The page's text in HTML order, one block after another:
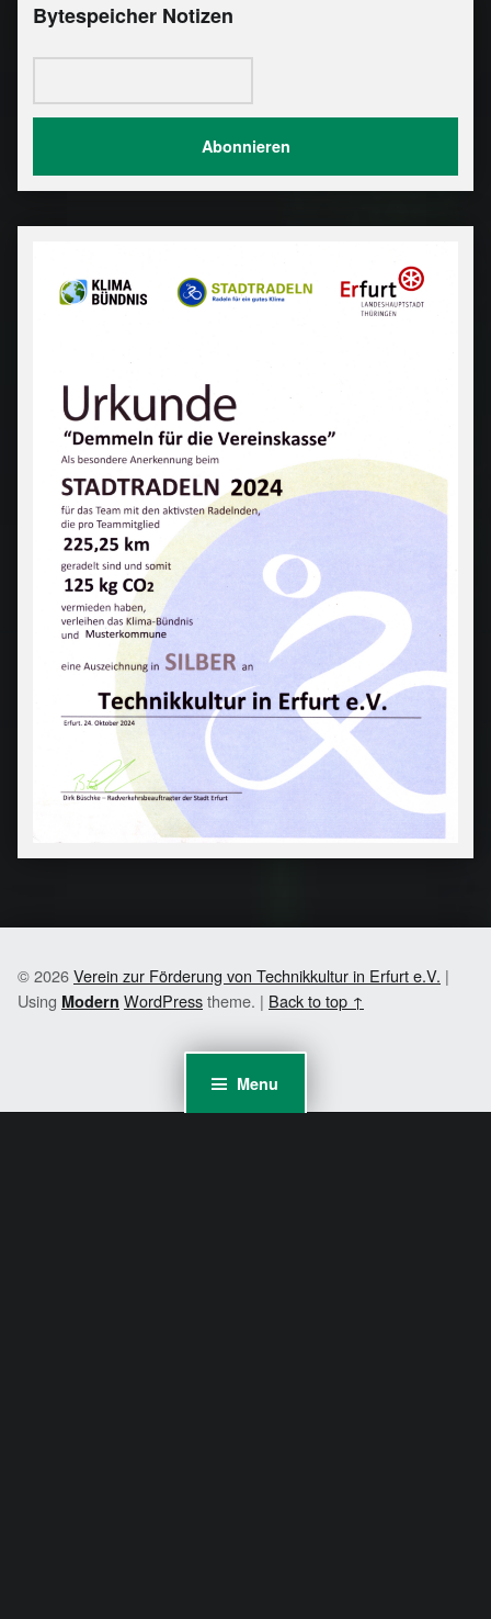
Menu
Bytespeicher Notizen
© 2026Verein zur Förderung von Technikkultur in Erfurt e.V. |
Using Modern WordPresstheme. | Back to top ↑